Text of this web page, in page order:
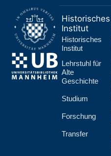
Historisches
Institut
Historisches
Institut
Lehr­stuhl für
Alte
Geschichte
Studium
Forschung
Transfer